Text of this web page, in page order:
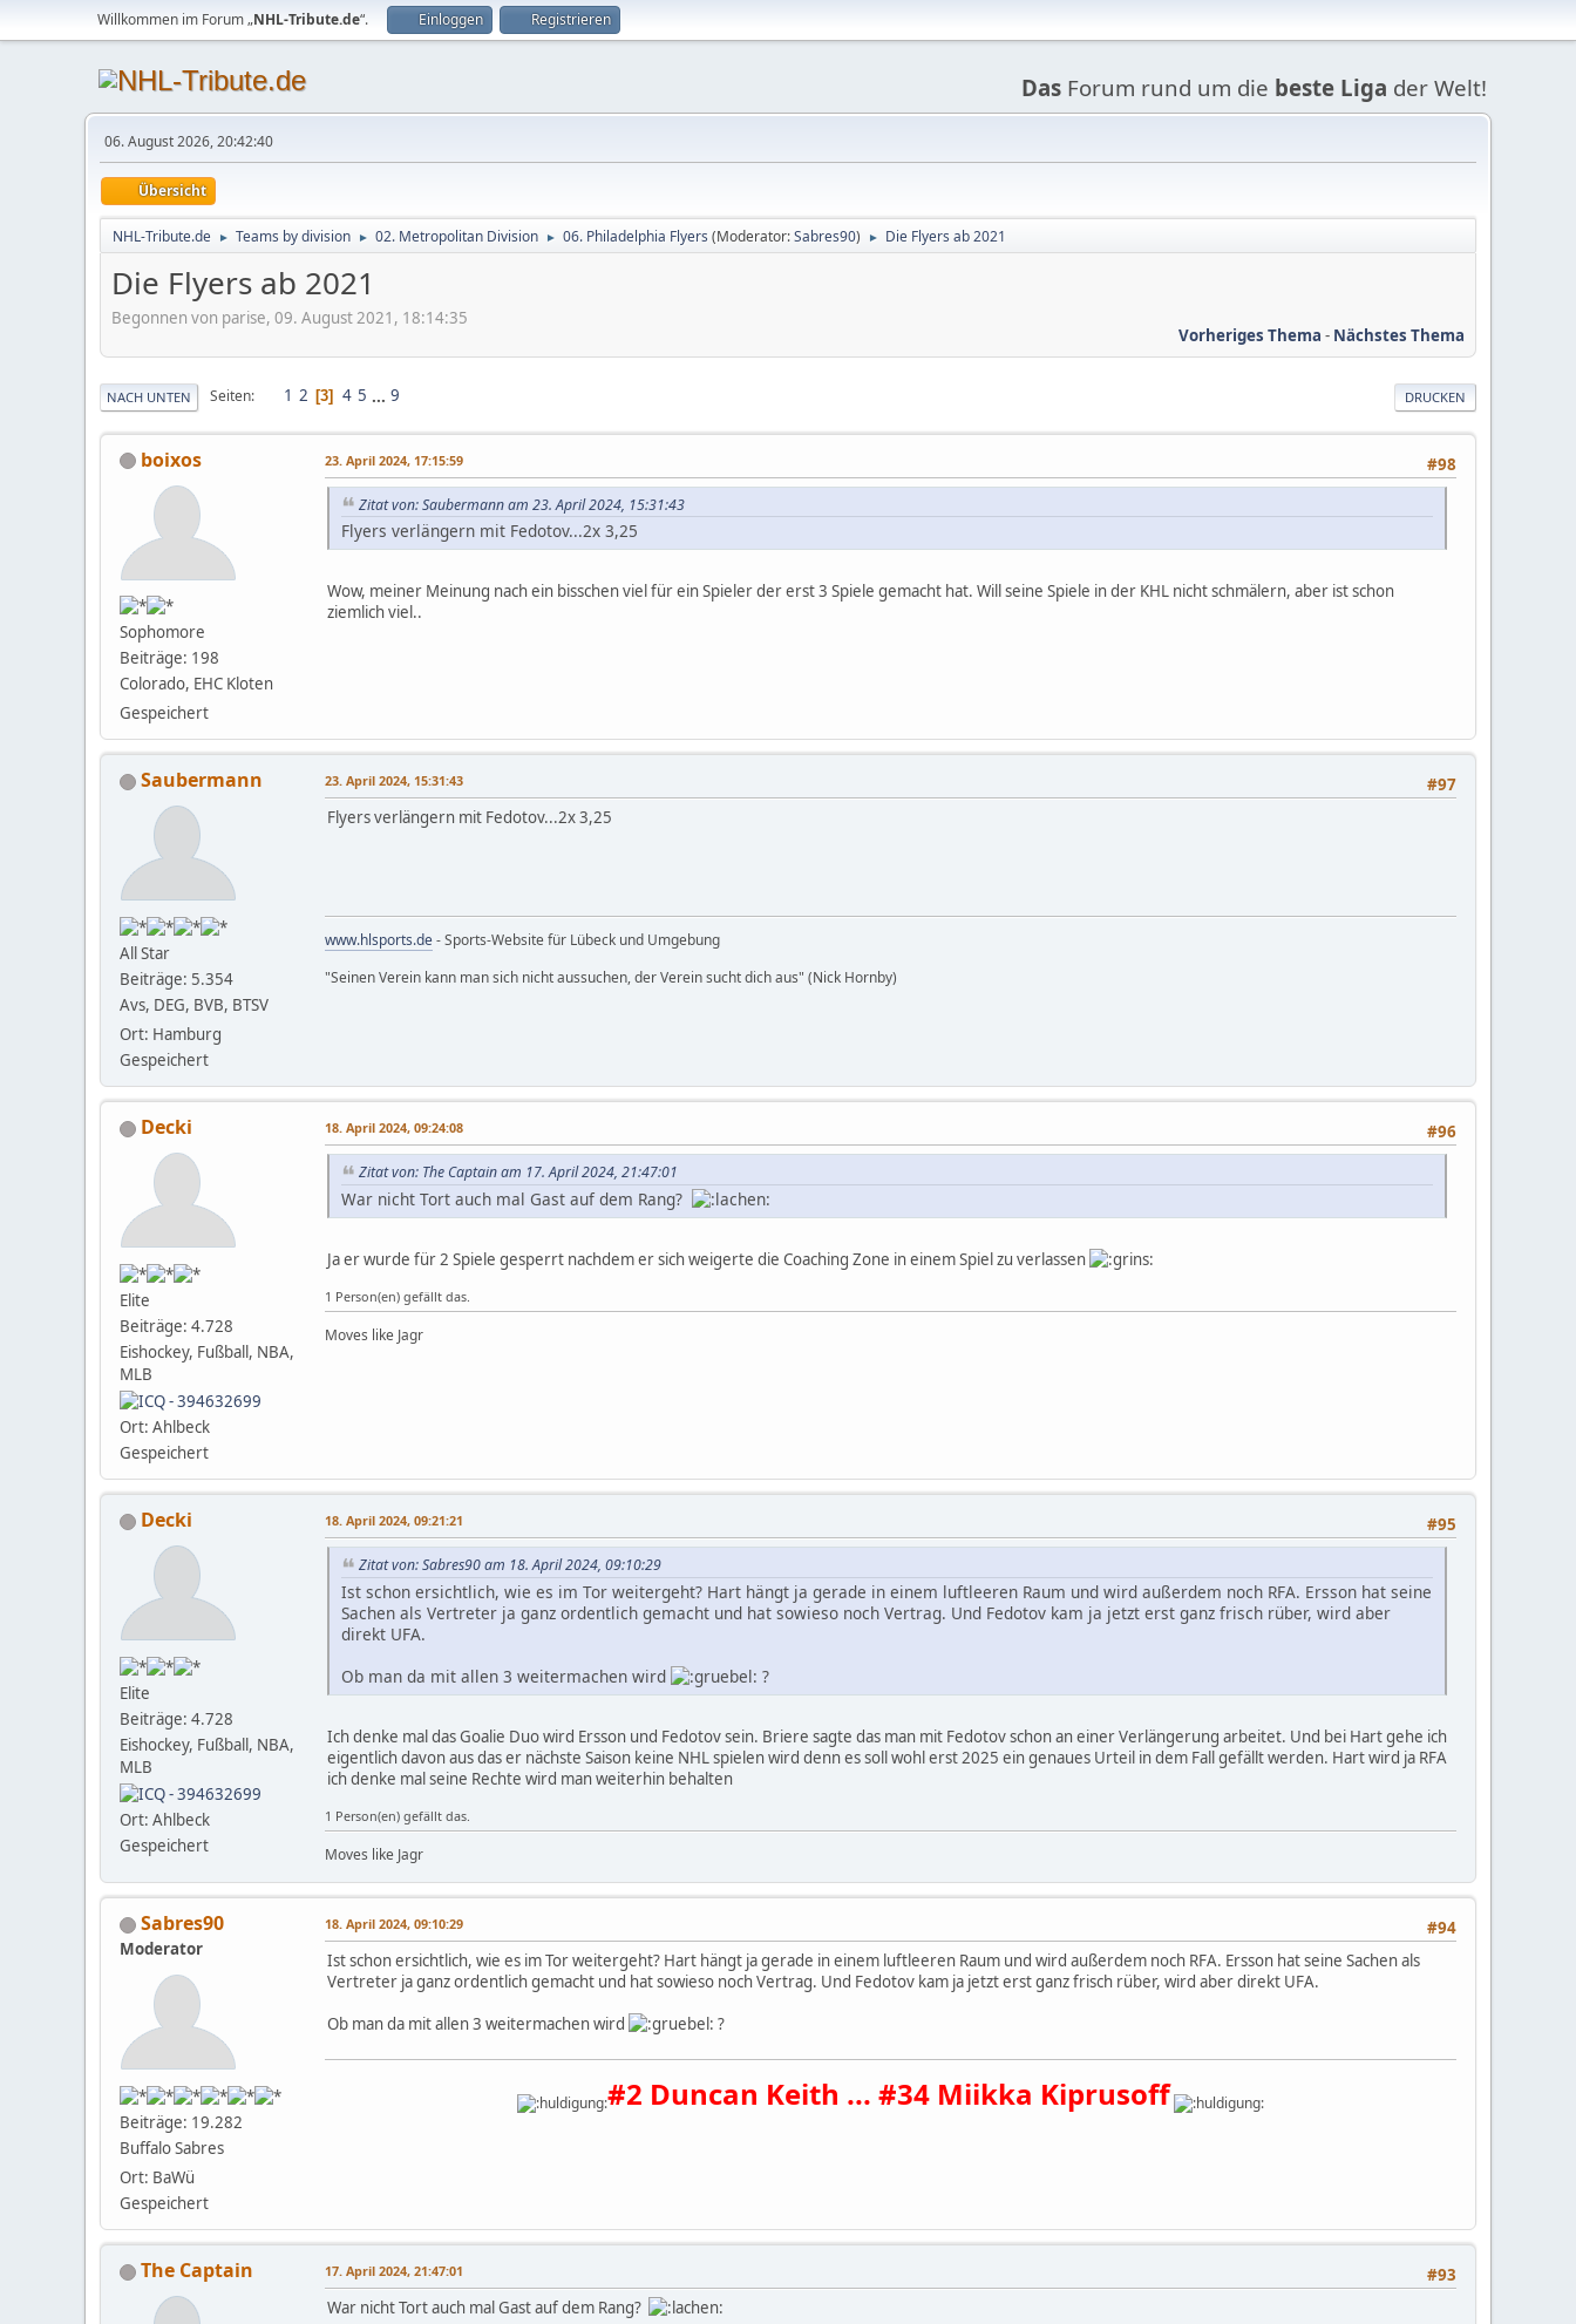
Willkommen im Forum „NHL-Tribute.de“. Einloggen Registrieren
Das Forum rund um die beste Liga der Welt!
06. August 2026, 20:42:40
Übersicht
NHL-Tribute.de ► Teams by division ► 02. Metropolitan Division ► 06. Philadelphia Flyers (Moderator:Sabres90) ► Die Flyers ab 2021
Die Flyers ab 2021
Begonnen von parise, 09. August 2021, 18:14:35
Vorheriges Thema - Nächstes Thema
DRUCKEN
NACH UNTEN Seiten 1 2 3 4 5 ... 9
boixos
Sophomore
Beiträge: 198
Colorado, EHC Kloten
Gespeichert
#98
23. April 2024, 17:15:59
Zitat von: Saubermann am 23. April 2024, 15:31:43
Flyers verlängern mit Fedotov...2x 3,25
Wow, meiner Meinung nach ein bisschen viel für ein Spieler der erst 3 Spiele gemacht hat. Will seine Spiele in der KHL nicht schmälern, aber ist schon
ziemlich viel..
Saubermann
All Star
Beiträge: 5.354
Avs, DEG, BVB, BTSV
Ort: Hamburg
Gespeichert
#97
23. April 2024, 15:31:43
Flyers verlängern mit Fedotov...2x 3,25
www.hlsports.de- Sports-Website für Lübeck und Umgebung
"Seinen Verein kann man sich nicht aussuchen, der Verein sucht dich aus" (Nick Hornby)
Decki
Elite
Beiträge: 4.728
Eishockey, Fußball, NBA,
MLB
Ort: Ahlbeck
Gespeichert
#96
18. April 2024, 09:24:08
Zitat von: The Captain am 17. April 2024, 21:47:01
War nicht Tort auch mal Gast auf dem Rang?
Ja er wurde für 2 Spiele gesperrt nachdem er sich weigerte die Coaching Zone in einem Spiel zu verlassen
1 Person(en) gefällt das.
Moves like Jagr
Decki
Elite
Beiträge: 4.728
Eishockey, Fußball, NBA,
MLB
Ort: Ahlbeck
Gespeichert
#95
18. April 2024, 09:21:21
Zitat von: Sabres90 am 18. April 2024, 09:10:29
Ist schon ersichtlich, wie es im Tor weitergeht? Hart hängt ja gerade in einem luftleeren Raum und wird außerdem noch RFA. Ersson hat seine
Sachen als Vertreter ja ganz ordentlich gemacht und hat sowieso noch Vertrag. Und Fedotov kam ja jetzt erst ganz frisch rüber, wird aber
direkt UFA.
Ob man da mit allen 3 weitermachen wird
?
Ich denke mal das Goalie Duo wird Ersson und Fedotov sein. Briere sagte das man mit Fedotov schon an einer Verlängerung arbeitet. Und bei Hart gehe ich
eigentlich davon aus das er nächste Saison keine NHL spielen wird denn es soll wohl erst 2025 ein genaues Urteil in dem Fall gefällt werden. Hart wird ja RFA
ich denke mal seine Rechte wird man weiterhin behalten
1 Person(en) gefällt das.
Moves like Jagr
Sabres90
Moderator
Beiträge: 19.282
Buffalo Sabres
Ort: BaWü
Gespeichert
#94
18. April 2024, 09:10:29
Ist schon ersichtlich, wie es im Tor weitergeht? Hart hängt ja gerade in einem luftleeren Raum und wird außerdem noch RFA. Ersson hat seine Sachen als
Vertreter ja ganz ordentlich gemacht und hat sowieso noch Vertrag. Und Fedotov kam ja jetzt erst ganz frisch rüber, wird aber direkt UFA.
Ob man da mit allen 3 weitermachen wird
?
#2 Duncan Keith ... #34 Miikka Kiprusoff
The Captain #93
17. April 2024, 21:47:01
War nicht Tort auch mal Gast auf dem Rang?